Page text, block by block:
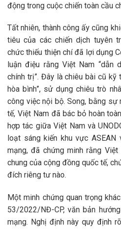
động trong cuộc chiến toàn cầu
Tất nhiên, thành công ấy cũng
tiêu của các chiến dịch tuyên
chức thiếu thiện chí đã lợi dụng
luận điệu rằng Việt Nam
chính trị”. Đây là chiêu bài cũ kỹ
hòa bình”, sử dụng chiêu trò
công việc nội bộ. Song, bằng sự
tế, Việt Nam đã bác bỏ hoàn
hợp tác giữa Việt Nam và
loạt sáng kiến khu vực
mạng, đã chứng minh rằng
chung của cộng đồng quốc tế,
đích riêng tư nào.
Một minh chứng quan trọng
53/2022/NĐ-CP, văn bản
mạng. Nghị định này quy định